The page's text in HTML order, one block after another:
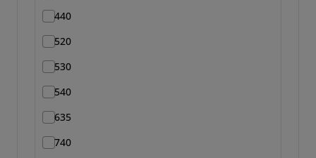
440
520
530
540
635
740